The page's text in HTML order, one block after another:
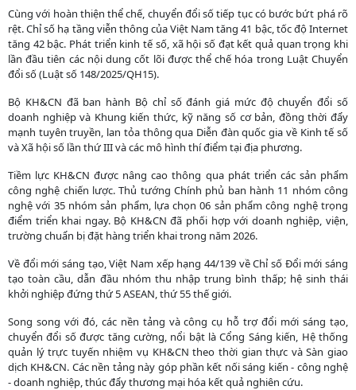
Cùng với hoàn thiện thể chế, chuyển đổi số tiếp tục có bước bứt phá rõ
rệt. Chỉ số hạ tầng viễn thông của Việt Nam tăng 41 bậc, tốc độ Internet
tăng 42 bậc. Phát triển kinh tế số, xã hội số đạt kết quả quan trọng khi
lần đầu tiên các nội dung cốt lõi được thể chế hóa trong Luật Chuyển
đổi số (Luật số 148/2025/QH15).
Bộ KH&CN đã ban hành Bộ chỉ số đánh giá mức độ chuyển đổi số
doanh nghiệp và Khung kiến thức, kỹ năng số cơ bản, đồng thời đẩy
mạnh tuyên truyền, lan tỏa thông qua Diễn đàn quốc gia về Kinh tế số
và Xã hội số lần thứ III và các mô hình thí điểm tại địa phương.
Tiềm lực KH&CN được nâng cao thông qua phát triển các sản phẩm
công nghệ chiến lược. Thủ tướng Chính phủ ban hành 11 nhóm công
nghệ với 35 nhóm sản phẩm, lựa chọn 06 sản phẩm công nghệ trọng
điểm triển khai ngay. Bộ KH&CN đã phối hợp với doanh nghiệp, viện,
trường chuẩn bị đặt hàng triển khai trong năm 2026.
Về đổi mới sáng tạo, Việt Nam xếp hạng 44/139 về Chỉ số Đổi mới sáng
tạo toàn cầu, dẫn đầu nhóm thu nhập trung bình thấp; hệ sinh thái
khởi nghiệp đứng thứ 5 ASEAN, thứ 55 thế giới.
Song song với đó, các nền tảng và công cụ hỗ trợ đổi mới sáng tạo,
chuyển đổi số được tăng cường, nổi bật là Cổng Sáng kiến, Hệ thống
quản lý trực tuyến nhiệm vụ KH&CN theo thời gian thực và Sàn giao
dịch KH&CN. Các nền tảng này góp phần kết nối sáng kiến - công nghệ
- doanh nghiệp, thúc đẩy thương mại hóa kết quả nghiên cứu.